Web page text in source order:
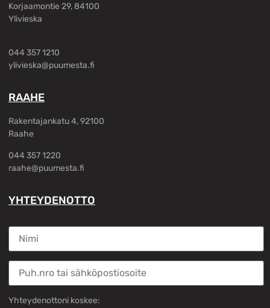
Korjaamontie 29, 84100
Ylivieska
044 357 1210
ylivieska@puumesta.fi
RAAHE
Rakentajankatu 4, 92100
Raahe
044 357 1220
raahe@puumesta.fi
YHTEYDENOTTO
Yhteydenottoni koskee: